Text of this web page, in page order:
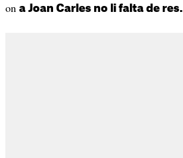
on a Joan Carles no li falta de res.